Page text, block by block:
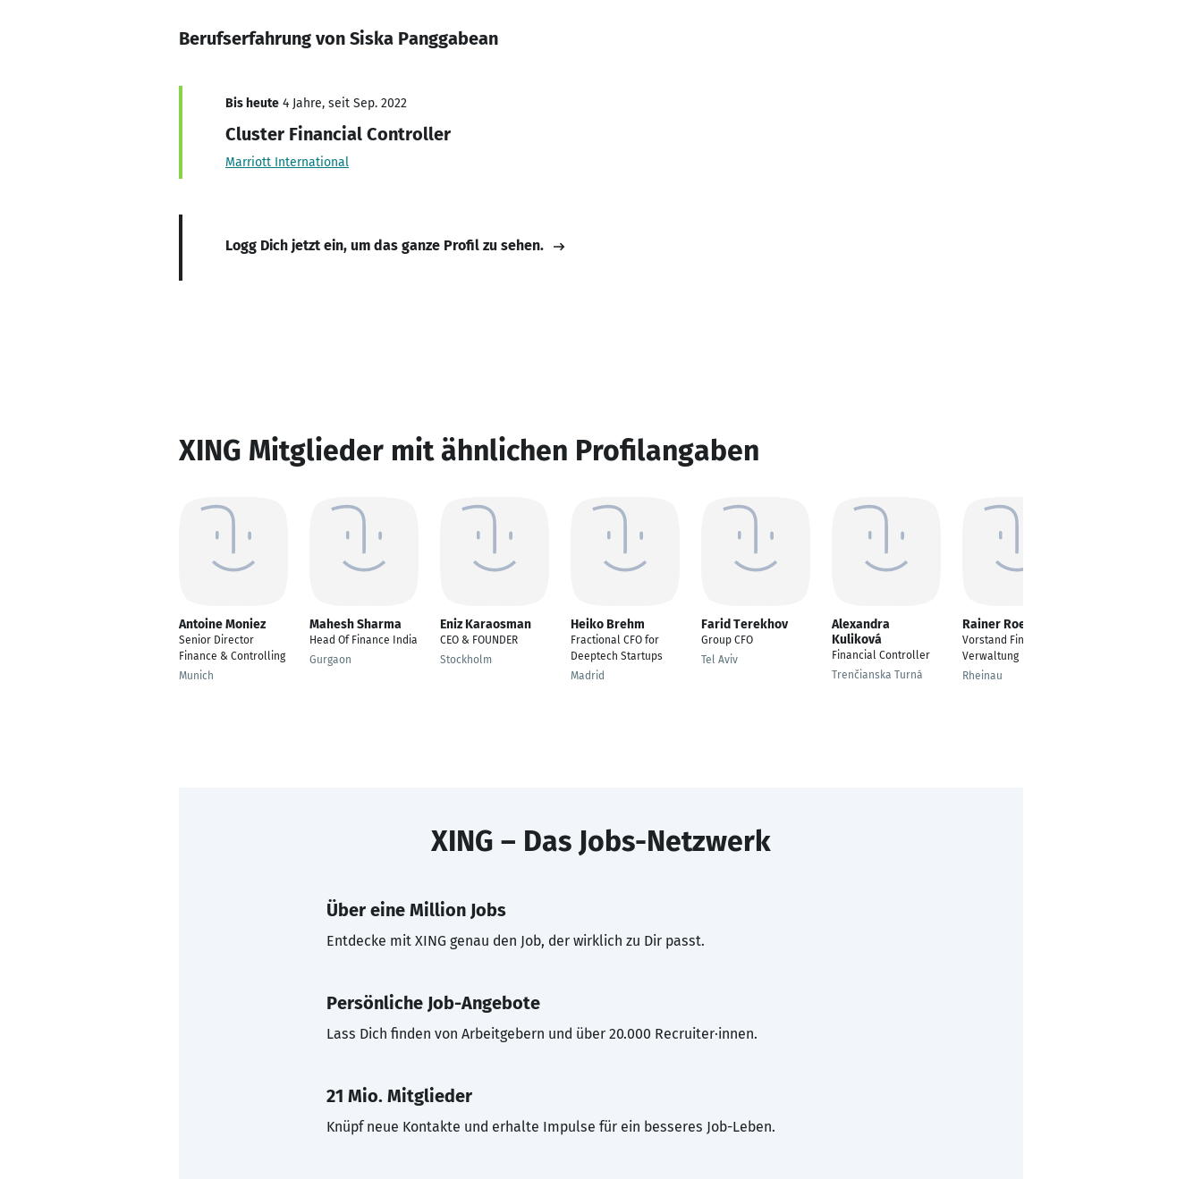
Berufserfahrung von Siska Panggabean
Bis heute 4 Jahre, seit Sep. 2022
Cluster Financial Controller
Marriott International
Logg Dich jetzt ein, um das ganze Profil zu sehen.
XING Mitglieder mit ähnlichen Profilangaben
Antoine Moniez
Senior Director
Finance & Controlling
Munich
Mahesh Sharma
Head Of Finance India
Gurgaon
Eniz Karaosman
CEO & FOUNDER
Stockholm
Heiko Brehm
Fractional CFO for
Deeptech Startups
Madrid
Farid Terekhov
Group CFO
Tel Aviv
Alexandra
Kuliková
Financial Controller
Trenčianska Turná
Rainer Roeloffs
Vorstand Finanzen &
Verwaltung
Rheinau
XING – Das Jobs-Netzwerk
Über eine Million Jobs
Entdecke mit XING genau den Job, der wirklich zu Dir passt.
Persönliche Job-Angebote
Lass Dich finden von Arbeitgebern und über 20.000 Recruiter·innen.
21 Mio. Mitglieder
Knüpf neue Kontakte und erhalte Impulse für ein besseres Job-Leben.